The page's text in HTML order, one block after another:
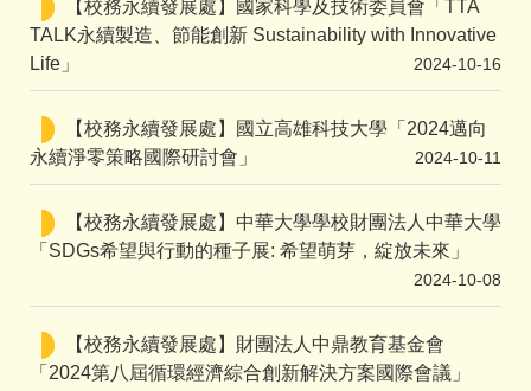
【校務永續發展處】國家科學及技術委員會「TTA
TALK永續製造、節能創新 Sustainability with Innovative
Life」
2024-10-16
【校務永續發展處】國立高雄科技大學「2024邁向
永續淨零策略國際研討會」
2024-10-11
【校務永續發展處】中華大學學校財團法人中華大學
「SDGs希望與行動的種子展: 希望萌芽，綻放未來」
2024-10-08
【校務永續發展處】財團法人中鼎教育基金會
「2024第八屆循環經濟綜合創新解決方案國際會議」